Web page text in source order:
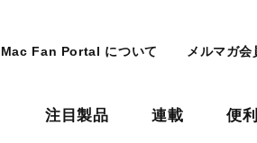
Mac Fan Portal について メルマガ会
注目製品 連載 便